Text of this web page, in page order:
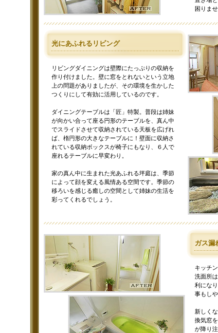
困りま
光にあふれるリビング
リビングダイニングは壁際にたっぷりの収納を
作り付けました。壁に窓をとれないという立地
上の問題がありましたが、その環境を生かした
つくりにして有効に活用しているのです。
ダイニングテーブルは「匠」特製。普段は姉妹
が向かい合って座る円形のテーブルを、真ん中
でスライドさせて収納されている天板を広げれ
ば、楕円形の大きなテーブルに！壁面に収納さ
れている収納ボックスが椅子にもなり、６人で
座れるテーブルに早変わり。
家の真ん中に生まれた光あふれる坪庭は、季節
によって顔を変える風情ある空間です。季節の
移ろいを感じる癒しの空間として姉妹の生活を
彩ってくれるでしょう。
ガス漏
キッチ
洗面所
利にな
事もし
新しく
換気窓
が降り